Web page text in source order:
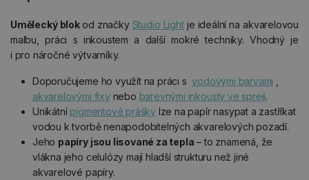
Umělecký blok od značky Studio Lightje ideální na akvarelovou
malbu, práci s inkoustem a další mokré techniky. Vhodný je
i pro náročné výtvarníky.
Doporučujeme ho využít na práci svodovými barvami
akvarelovými fixynebo barevnými inkousty ve spreji.
Unikátní pigmentové prášky lze na papír nasypat a zastříkat
vodou k tvorbě nenapodobitelných akvarelových pozadí.
Jeho papíry jsou lisované za tepla – to znamená, že
vlákna jeho celulózy mají hladší strukturu než jiné
akvarelové papíry.